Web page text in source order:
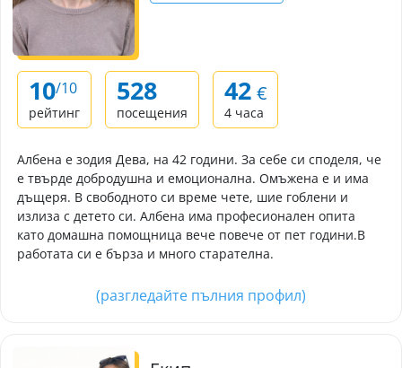
10/10
рейтинг
528
посещения
42 €
4 часа
Албена е зодия Дева, на 42 години. За себе си споделя, че
е твърде добродушна и емоционална. Омъжена е и има
дъщеря. В свободното си време чете, шие гоблени и
излиза с детето си. Албена има професионален опита
като домашна помощница вече повече от пет години.В
работата си е бърза и много старателна.
(разгледайте пълния профил)